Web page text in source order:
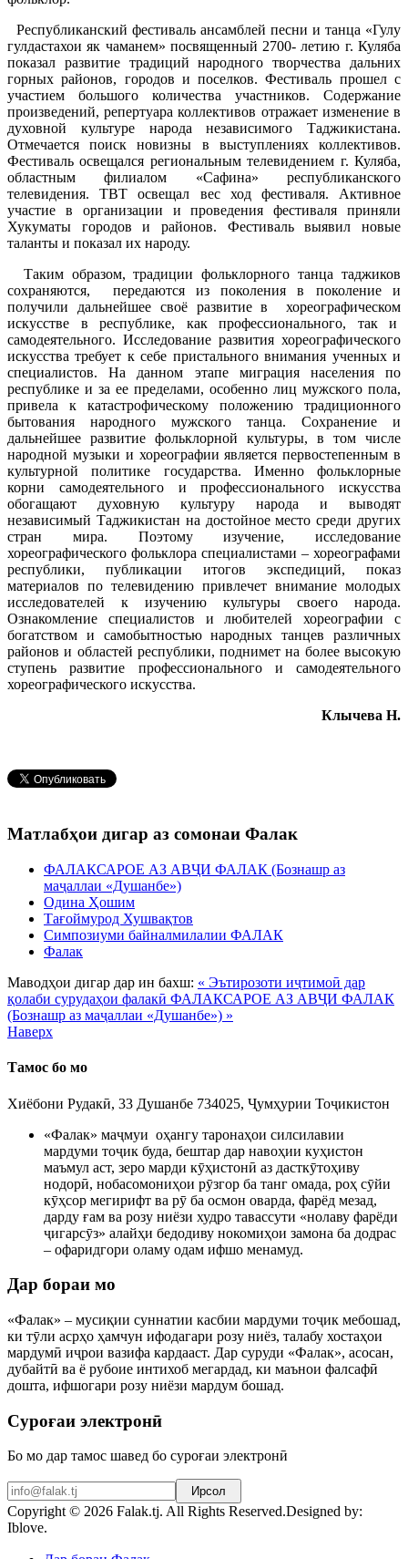
Республиканский фестиваль ансамблей песни и танца «Гулу
гулдастахои як чаманем» посвященный 2700- летию г. Куляба
показал развитие традиций народного творчества дальних
горных районов, городов и поселков. Фестиваль прошел с
участием большого количества участников. Содержание
произведений, репертуара коллективов отражает изменение в
духовной культуре народа независимого Таджикистана.
Отмечается поиск новизны в выступлениях коллективов.
Фестиваль освещался региональным телевидением г. Куляба,
областным филиалом «Сафина» республиканского
телевидения. ТВТ освещал вес ход фестиваля. Активное
участие в организации и проведения фестиваля приняли
Хукуматы городов и районов. Фестиваль выявил новые
таланты и показал их народу.
Таким образом, традиции фольклорного танца таджиков
сохраняются, передаются из поколения в поколение и
получили дальнейшее своё развитие в хореографическом
искусстве в республике, как профессионального, так и
самодеятельного. Исследование развития хореографического
искусства требует к себе пристального внимания ученных и
специалистов. На данном этапе миграция населения по
республике и за ее пределами, особенно лиц мужского пола,
привела к катастрофическому положению традиционного
бытования народного мужского танца. Сохранение и
дальнейшее развитие фольклорной культуры, в том числе
народной музыки и хореографии является первостепенным в
культурной политике государства. Именно фольклорные
корни самодеятельного и профессионального искусства
обогащают духовную культуру народа и выводят
независимый Таджикистан на достойное место среди других
стран мира. Поэтому изучение, исследование
хореографического фольклора специалистами – хореографами
республики, публикации итогов экспедиций, показ
материалов по телевидению привлечет внимание молодых
исследователей к изучению культуры своего народа.
Ознакомление специалистов и любителей хореографии с
богатством и самобытностью народных танцев различных
районов и областей республики, поднимет на более высокую
ступень развитие профессионального и самодеятельного
хореографического искусства.
Клычева Н.
Матлабҳои дигар аз сомонаи Фалак
ФАЛАКСАРОЕ АЗ АВҶИ ФАЛАК (Бознашр аз
маҷаллаи «Душанбе»)
Одина Ҳошим
Тағоймурод Хушвақтов
Симпозиуми байналмилалии ФАЛАК
Фалак
Маводҳои дигар дар ин бахш: « Эътирозоти иҷтимоӣ дар
қолаби сурудаҳои фалакӣ ФАЛАКСАРОЕ АЗ АВҶИ ФАЛАК
(Бознашр аз маҷаллаи «Душанбе») »
Наверх
Тамос бо мо
Хиёбони Рудакӣ, 33 Душанбе 734025, Ҷумҳурии Тоҷикистон
«Фалак» маҷмуи оҳангу таронаҳои силсилавии
мардуми тоҷик буда, бештар дар навоҳии куҳистон
маъмул аст, зеро марди кӯҳистонӣ аз дасткӯтоҳиву
нодорӣ, нобасомониҳои рӯзгор ба танг омада, роҳ сӯйи
кӯҳсор мегирифт ва рӯ ба осмон оварда, фарёд мезад,
дарду ғам ва розу ниёзи худро тавассути «нолаву фарёди
ҷигарсӯз» алайҳи бедодиву нокомиҳои замона ба додрас
– офаридгори оламу одам ифшо менамуд.
Дар бораи мо
«Фалак» – мусиқии суннатии касбии мардуми тоҷик мебошад,
ки тӯли асрҳо ҳамчун ифодагари розу ниёз, талабу хостаҳои
мардумӣ иҷрои вазифа кардааст. Дар суруди «Фалак», асосан,
дубайтӣ ва ё рубоие интихоб мегардад, ки маънои фалсафӣ
дошта, ифшогари розу ниёзи мардум бошад.
Суроғаи электронӣ
Бо мо дар тамос шавед бо суроғаи электронӣ
Ирсол
Copyright © 2026 Falak.tj. All Rights Reserved.Designed by:
Iblove.